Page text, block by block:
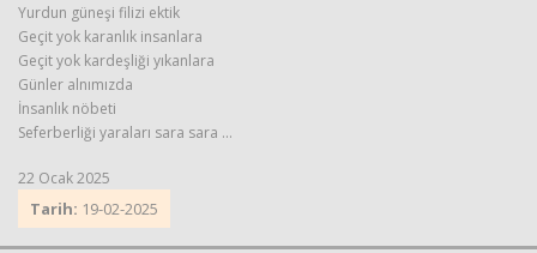
Yurdun güneşi filizi ektik
Geçit yok karanlık insanlara
Geçit yok kardeşliği yıkanlara
Günler alnımızda
İnsanlık nöbeti
Seferberliği yaraları sara sara ...
22 Ocak 2025
Tarih: 19-02-2025